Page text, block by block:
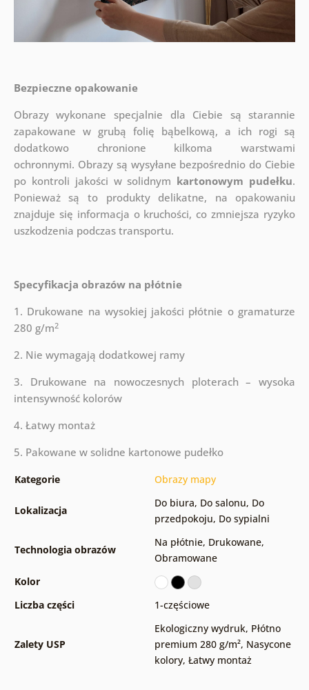
Bezpieczne opakowanie
Obrazy wykonane specjalnie dla Ciebie są starannie
zapakowane w grubą folię bąbelkową, a ich rogi są
dodatkowo chronione kilkoma warstwami
ochronnymi. Obrazy są wysyłane bezpośrednio do Ciebie
po kontroli jakości w solidnym kartonowym pudełku.
Ponieważ są to produkty delikatne, na opakowaniu
znajduje się informacja o kruchości, co zmniejsza ryzyko
uszkodzenia podczas transportu.
Specyfikacja obrazów na płótnie
1. Drukowane na wysokiej jakości płótnie o gramaturze
280 g/m2
2. Nie wymagają dodatkowej ramy
3. Drukowane na nowoczesnych ploterach – wysoka
intensywność kolorów
4. Łatwy montaż
5. Pakowane w solidne kartonowe pudełko
Kategorie Obrazy mapy
Lokalizacja
Do biura, Do salonu, Do
przedpokoju, Do sypialni
Technologia obrazów
Na płótnie, Drukowane,
Obramowane
Kolor
Liczba części
1-częściowe
Zalety USP
Ekologiczny wydruk, Płótno
premium 280 g/m², Nasycone
kolory, Łatwy montaż